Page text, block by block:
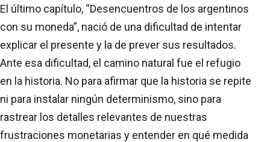
El último capítulo, “Desencuentros de los argentinos
con su moneda”, nació de una dificultad de intentar
explicar el presente y la de prever sus resultados.
Ante esa dificultad, el camino natural fue el refugio
en la historia. No para afirmar que la historia se repite
ni para instalar ningún determinismo, sino para
rastrear los detalles relevantes de nuestras
frustraciones monetarias y entender en qué medida